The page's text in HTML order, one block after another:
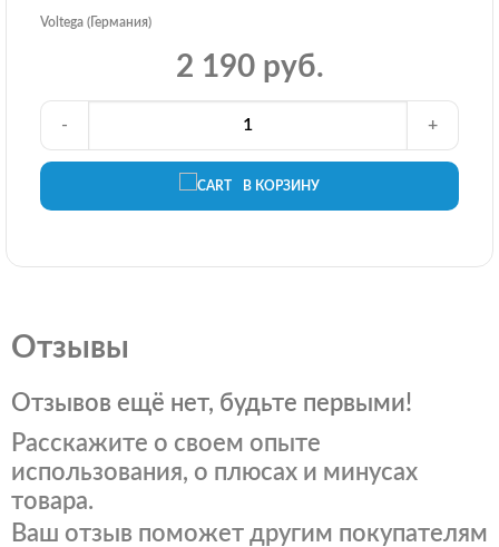
Voltega (Германия)
2 190 руб.
В КОРЗИНУ
- +
Отзывы
Отзывов ещё нет, будьте первыми!
Расскажите о своем опыте
использования, о плюсах и минусах
товара.
Ваш отзыв поможет другим покупателям